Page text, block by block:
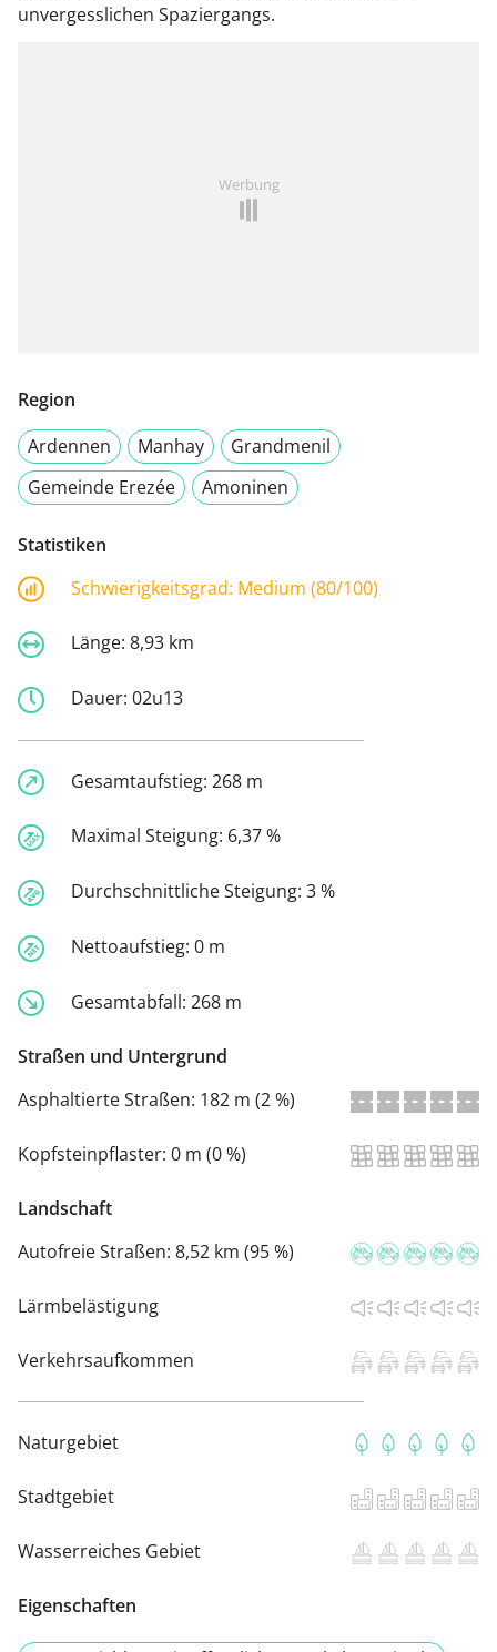
unvergesslichen Spaziergangs.
Werbung
Region
Ardennen
Manhay
Grandmenil
Gemeinde Erezée
Amoninen
Statistiken
Schwierigkeitsgrad: Medium (80/100)
Länge: 8,93 km
Dauer: 02u13
Gesamtaufstieg: 268 m
Maximal Steigung: 6,37 %
Durchschnittliche Steigung: 3 %
Nettoaufstieg: 0 m
Gesamtabfall: 268 m
Straßen und Untergrund
Asphaltierte Straßen: 182 m (2 %)
Kopfsteinpflaster: 0 m (0 %)
Landschaft
Autofreie Straßen: 8,52 km (95 %)
Lärmbelästigung
Verkehrsaufkommen
Naturgebiet
Stadtgebiet
Wasserreiches Gebiet
Eigenschaften